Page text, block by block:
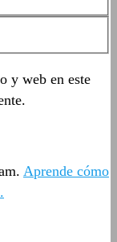
y web en este
Aprende cómo